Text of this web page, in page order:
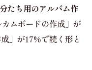
分たち用のアルバム作
ムボードの作成」が
」が17%で続く形と